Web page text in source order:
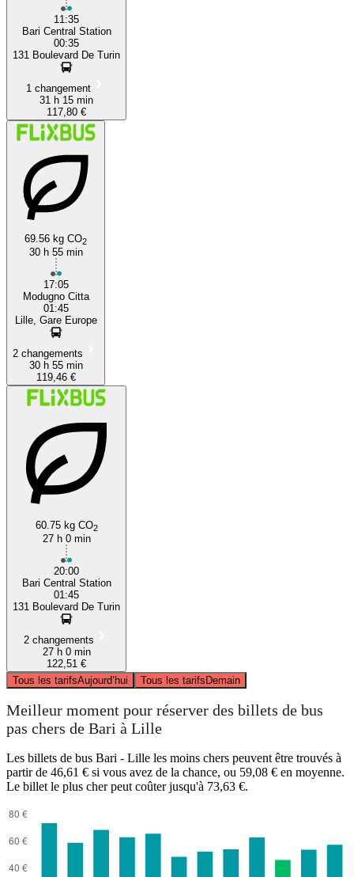
11:35
Bari Central Station
00:35
131 Boulevard De Turin
1 changement
31 h 15 min
117,80 €
69.56 kg CO2
30 h 55 min
17:05
Modugno Citta
01:45
Lille, Gare Europe
2 changements
30 h 55 min
119,46 €
60.75 kg CO2
27 h 0 min
20:00
Bari Central Station
01:45
131 Boulevard De Turin
2 changements
27 h 0 min
122,51 €
Tous les tarifsAujourd’hui Tous les tarifsDemain
Meilleur moment pour réserver des billets de bus
pas chers de Bari à Lille
Les billets de bus Bari - Lille les moins chers peuvent être trouvés à
partir de 46,61 € si vous avez de la chance, ou 59,08 € en moyenne.
Le billet le plus cher peut coûter jusqu'à 73,63 €.